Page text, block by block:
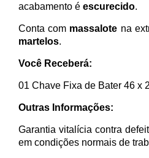
acabamento é escurecido.
Conta com massalote na
martelos.
Você Receberá:
01 Chave Fixa de Bater 46 x
Outras Informações:
Garantia vitalícia contra
em condições normais de